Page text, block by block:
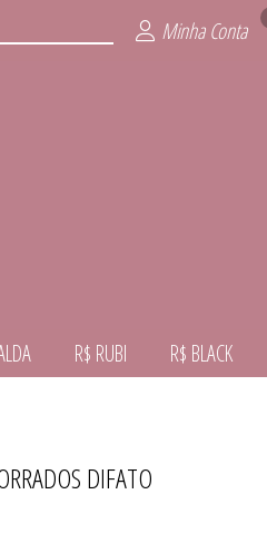
Minha Conta
R$ RUBI R$ BLACK
DIFATO